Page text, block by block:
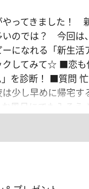
やってきました！
いのでは？ 今回は
になれる「新生活
クしてみて☆ ■恋も
」を診断！ ■質問
少し早めに帰宅す
お風呂にでも入ろう
浴するために、あな
？ あなたにとって“